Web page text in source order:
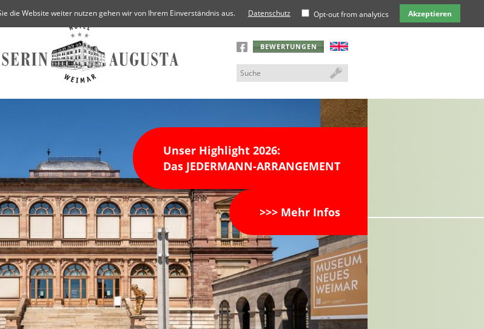
BEWERTUNGEN
Unser Highlight 2026:
Das JEDERMANN-ARRANGEMENT
>>> Mehr Infos
die Website weiter nutzen gehen wir von Ihrem Einverständnis aus. Datenschutz Opt-out from analytics Akzeptieren